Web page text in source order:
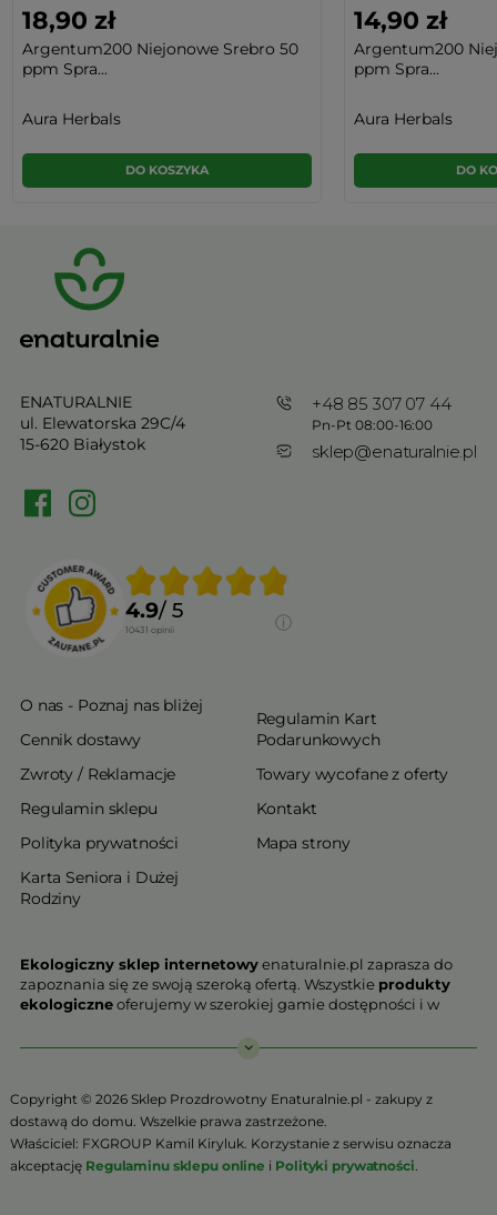
18,90 zł
Argentum200 Niejonowe Srebro 50
ppm Spra...
Aura Herbals
DO KOSZYKA
14,90 zł
Argentum200
ppm Spra...
Aura Herbals
DO
ENATURALNIE
ul. Elewatorska 29C/4
15-620 Białystok
+48 85 307 07 44
Pn-Pt 08:00-16:00
sklep@enaturalnie.pl
4.9/ 5
10431 opinii
O nas - Poznaj nas bliżej
Cennik dostawy
Zwroty / Reklamacje
Regulamin sklepu
Polityka prywatności
Karta Seniora i Dużej
Rodziny
Regulamin Kart
Podarunkowych
Towary wycofane z oferty
Kontakt
Mapa strony
Ekologiczny sklep internetowyenaturalnie.pl zaprasza do
zapoznania się ze swoją szeroką ofertą. Wszystkie produkty
ekologiczneoferujemy w szerokiej gamie dostępności i w
ekologiczne charakteryzują się najwyższą jakością.
Państwu prezentujemy stawia na jakość i bezpieczeństwo
odżywiania. Jeśli chcesz zadbać o swoją zdrową przyszłość już
teraz, niezbędna jest Ci zdrowa żywność.
Copyright © 2026 Sklep Prozdrowotny Enaturalnie.pl - zakupy z
dostawą do domu. Wszelkie prawa zastrzeżone.
Właściciel: FXGROUP Kamil Kiryluk. Korzystanie z serwisu oznacza
akceptację Regulaminu sklepu online i Polityki prywatności